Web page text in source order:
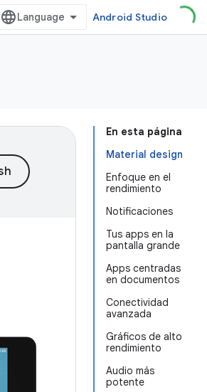
Android Studio
En esta página
Material design
Enfoque en el
rendimiento
Notificaciones
Tus apps en la
pantalla grande
Apps centradas
en documentos
Conectividad
avanzada
Gráficos de alto
rendimiento
Audio más
potente